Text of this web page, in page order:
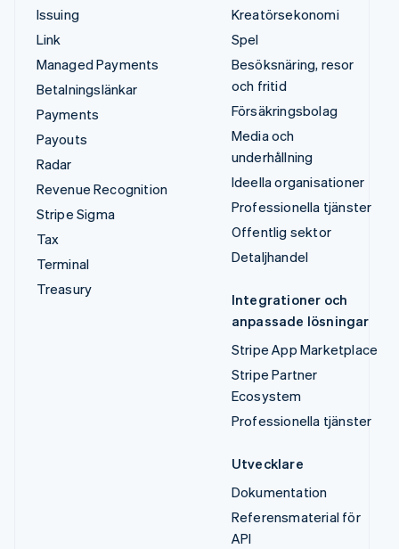
Issuing
Link
Managed Payments
Betalningslänkar
Payments
Payouts
Radar
Revenue Recognition
Stripe Sigma
Tax
Terminal
Treasury
Kreatörsekonomi
Spel
Besöksnäring, resor
och fritid
Försäkringsbolag
Media och
underhållning
Ideella organisationer
Professionella tjänster
Offentlig sektor
Detaljhandel
Integrationer och
anpassade lösningar
Stripe App Marketplace
Stripe Partner
Ecosystem
Professionella tjänster
Utvecklare
Dokumentation
Referensmaterial för
API